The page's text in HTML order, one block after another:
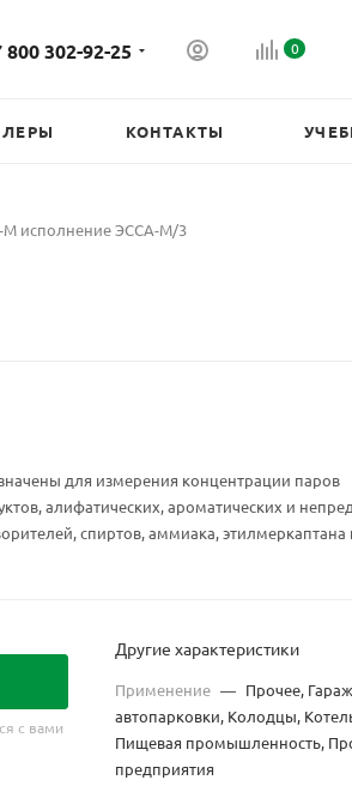
800 302-92-25 0
КОНТАКТЫ
М исполнение ЭССА-М/3
для измерения концентрации паров
алифатических, ароматических и
спиртов, аммиака, этилмеркаптана
с вами
Другие характеристики
Применение — Прочее,
автопарковки, Колодцы,
Пищевая промышленность,
предприятия